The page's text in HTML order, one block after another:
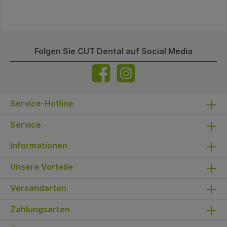
Folgen Sie CUT Dental auf Social Media
Service-Hotline
Service
Informationen
Unsere Vorteile
Versandarten
Zahlungsarten